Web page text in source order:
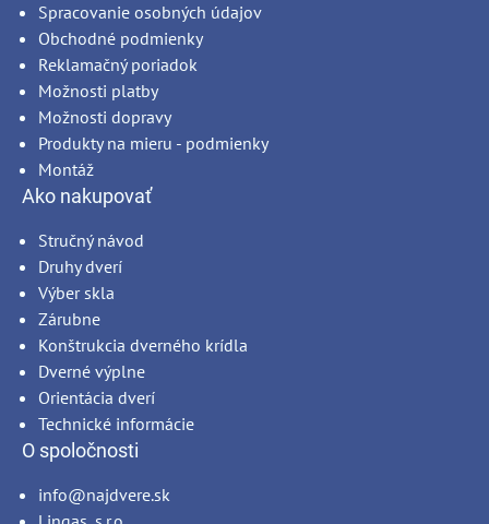
Spracovanie osobných údajov
Obchodné podmienky
Reklamačný poriadok
Možnosti platby
Možnosti dopravy
Produkty na mieru - podmienky
Montáž
Ako nakupovať
Stručný návod
Druhy dverí
Výber skla
Zárubne
Konštrukcia dverného krídla
Dverné výplne
Orientácia dverí
Technické informácie
O spoločnosti
info@najdvere.sk